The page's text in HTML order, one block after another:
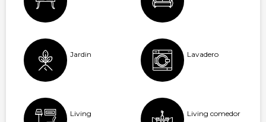
Jardin Lavadero
Living Living comedor